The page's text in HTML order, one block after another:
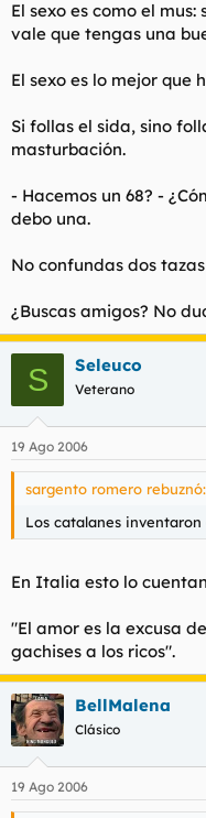
El sexo es como el
vale que tengas una
El sexo es lo mejor que
Si follas el sida, sino
masturbación.
- Hacemos un 68? -
debo una.
No confundas dos
¿Buscas amigos? No
S Seleuco
Veterano
19 Ago 2006
sargento romero rebuznó:
Los catalanes
En Italia esto lo
"El amor es la excusa
gachises a los ricos".
BellMalena
Clásico
19 Ago 2006